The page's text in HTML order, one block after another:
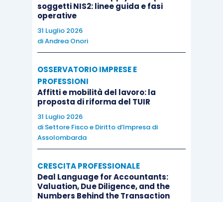
pubblicato sul sito web dell’ente beneficiario.
Resta naturalmente in
beneficiari del contributo di ammontare inferiore
a 20.000 euro pubblicare il rendiconto sul proprio
scelta, in quanto essa contribuisce ad
accrescere il livello di trasparenza e di
accountabilitydel Terzo settore nei confronti della
generalità dei consociati.
soggetti NIS2: linee guida e fasi
operative
31 Luglio 2026
diAndrea Onori
OSSERVATORIO IMPRESE E
PROFESSIONI
Affitti e mobilità del lavoro: la
proposta di riforma del TUIR
31 Luglio 2026
di Settore Fisco e Diritto d’Impresa di
Assolombarda
CRESCITA PROFESSIONALE
Deal Language for Accountants:
Valuation, Due Diligence, and the
Numbers Behind the Transaction